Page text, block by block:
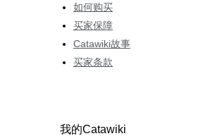
如何购买
买家保障
Catawiki故事
买家条款
我的Catawiki